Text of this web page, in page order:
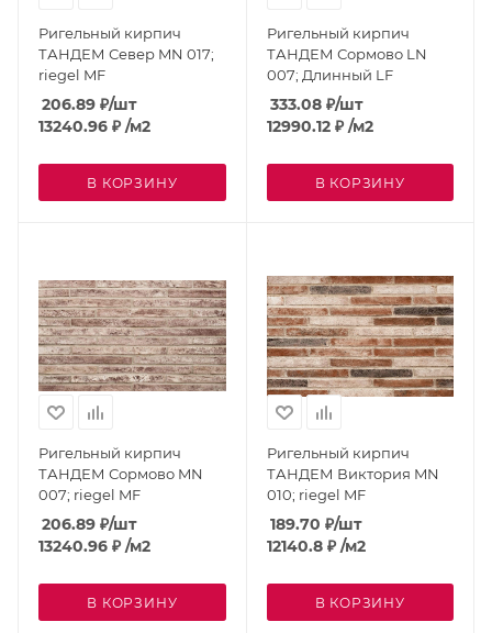
Ригельный кирпич
ТАНДЕМ Север MN 017;
riegel MF
206.89 ₽/шт
13240.96 ₽ /м2
В КОРЗИНУ
Ригельный кирпич
ТАНДЕМ Сормово LN
007; Длинный LF
333.08₽/шт
12990.12 ₽ /м2
В КОРЗИНУ
Ригельный кирпич
ТАНДЕМ Сормово MN
007; riegel MF
206.89 ₽/шт
13240.96 ₽ /м2
В КОРЗИНУ
Ригельный кирпич
ТАНДЕМ Виктория MN
010; riegel MF
189.70 ₽/шт
12140.8 ₽ /м2
В КОРЗИНУ